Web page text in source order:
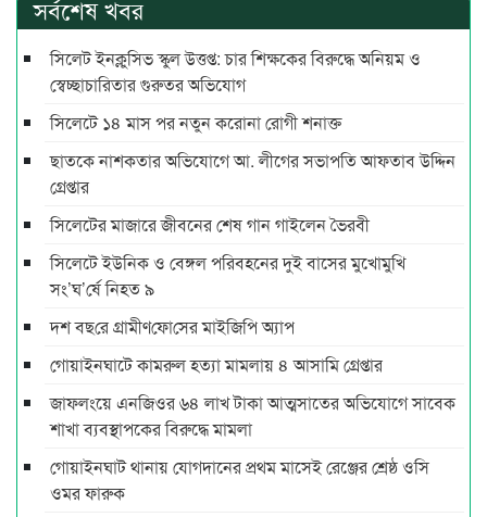
সর্বশেষ খবর
সিলেট ইনক্লুসিভ স্কুল উত্তপ্ত: চার শিক্ষকের বিরুদ্ধে অনিয়ম ও
স্বেচ্ছাচারিতার গুরুতর অভিযোগ
সিলেটে ১৪ মাস পর নতুন করোনা রোগী শনাক্ত
ছাতকে নাশকতার অভিযোগে আ. লীগের সভাপ‌তি আফতাব উদ্দিন
গ্রেপ্তার
সিলেটের মাজারে জীবনের শেষ গান গাইলেন ভৈরবী
সিলেটে ইউনিক ও বেঙ্গল পরিবহনের দুই বাসের মুখোমুখি
সং’ঘ’র্ষে নিহত ৯
দশ বছ‌রে গ্রামীণ‌ফো‌সের মাইজিপি অ্যাপ
গোয়াইনঘাটে কামরুল হত্যা মামলায় ৪ আসামি গ্রেপ্তার
জাফলংয়ে এনজিওর ৬৪ লাখ টাকা আত্মসাতের অভিযোগে সাবেক
শাখা ব্যবস্থাপকের বিরুদ্ধে মামলা
গোয়াইনঘাট থানায় যোগদানের প্রথম মাসেই রেঞ্জের শ্রেষ্ঠ ওসি
ওমর ফারুক